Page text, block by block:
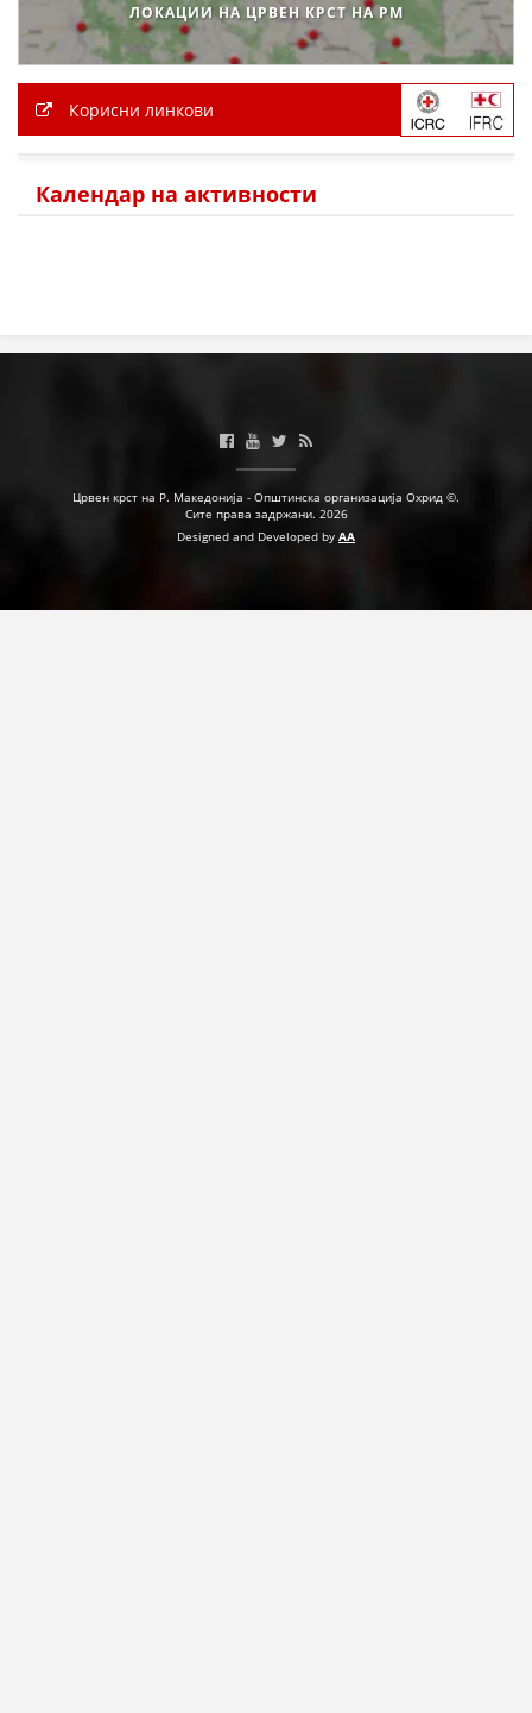
ЛОКАЦИИ НА ЦРВЕН КРСТ НА РМ
Корисни линкови
Календар на активности
Црвен крст на Р. Македонија - Општинска организација Охрид ©.
Сите права задржани. 2026
Designed and Developed by AA